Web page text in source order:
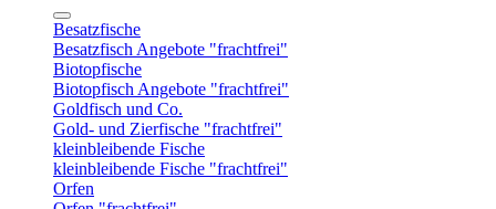
Besatzfische
Besatzfisch Angebote "frachtfrei"
Biotopfische
Biotopfisch Angebote "frachtfrei"
Goldfisch und Co.
Gold- und Zierfische "frachtfrei"
kleinbleibende Fische
kleinbleibende Fische "frachtfrei"
Orfen